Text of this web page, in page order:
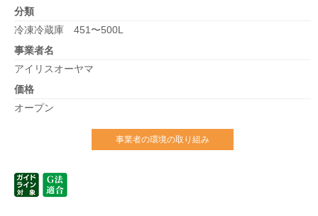
分類
冷凍冷蔵庫 451〜500L
事業者名
アイリスオーヤマ
価格
オープン
事業者の環境の取り組み